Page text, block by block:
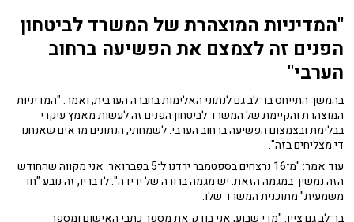
"המדיניות המוצהרת של המשרד לביטחון
הפנים זה לצמצם את הפשיעה ברחוב
הערבי"
בהמשך התייחס בר־לב גם לנתוני האלימות בחברה הערבית, ואמר: "המדיניות
המוצהרת והקיימת של המשרד לביטחון הפנים זה לעשות מאמץ עיקרי
בבלימת ובצמצום הפשיעה ברחוב הערבי. לשמחתי, הנתונים מראים שאנחנו
די מצליחים בזה".
עוד אמר: "מ־16 נרצחים בספטמבר ירדנו ל־5 בפברואר. אני מקווה שהחודש
הזה נמשיך במגמה הזאת. יש מגמה ברורה של ירידה". לדבריו, זה נובע "חד
משמעית" מתוכנית המשרד שלו.
בר־לב גם ציין: "מדי שבוע, אני בודק את מספר כתבי האישום ומספר